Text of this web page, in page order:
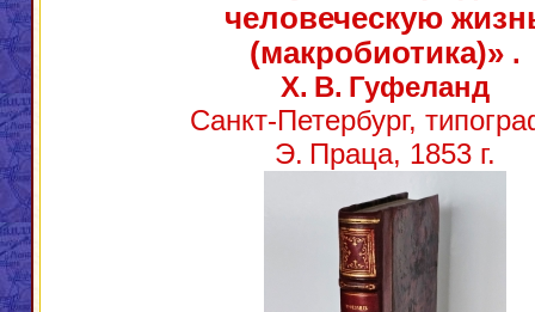
человеческую
(макробиотика)» .
Х. В. Гуфеланд
Санкт‑Петербург,
Э. Праца, 1853 г.